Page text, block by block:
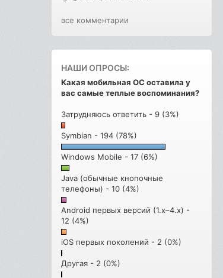
все комментарии
НАШИ ОПРОСЫ:
Какая мобильная ОС оставила у
вас самые теплые воспоминания?
Затрудняюсь ответить - 9 (3%)
Symbian - 194 (78%)
Windows Mobile - 17 (6%)
Java (обычные кнопочные
телефоны) - 10 (4%)
Android первых версий (1.x–4.x) -
12 (4%)
iOS первых поколений - 2 (0%)
Другая - 2 (0%)